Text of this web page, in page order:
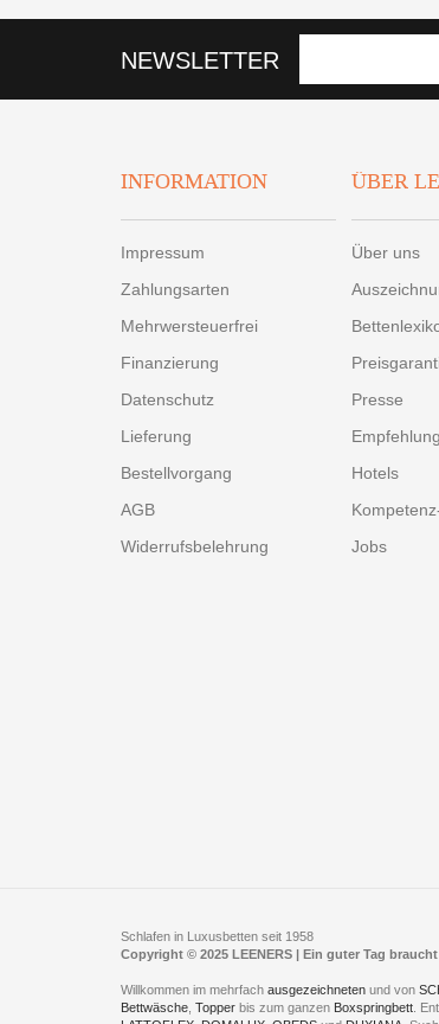
NEWSLETTER
INFORMATION
Impressum
Zahlungsarten
Mehrwersteuerfrei
Finanzierung
Datenschutz
Lieferung
Bestellvorgang
AGB
Widerrufsbelehrung
ÜBER
Über uns
Presse
Hotels
Jobs
Schlafen in Luxusbetten seit 1958
Copyright © 2025 LEENERS | Ein guter Tag
Willkommen im mehrfach ausgezeichneten und von
Bettwäsche Topper bis zum ganzen Boxspringbett .